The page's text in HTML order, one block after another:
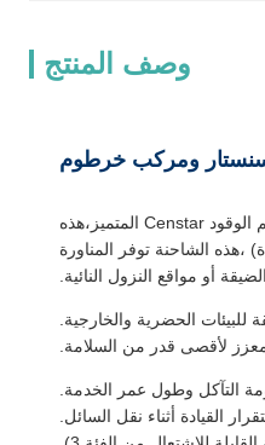
وصف المنتج
شاحنة ناقلة الوقود المتنقلة CLW هي حل فعال للغاية، مضغوط، وموثوق بها مصممة لعمليات التزود بالوقود أثناء التنقل. مجهزة بنظام تسليم الوقود Censtar المتميز،هذه
،هذه الشاحنة توفر المناورة
أو مواقع النزول النائية.
لأقصى قدر من السلامة.
أثناء نقل السائل.